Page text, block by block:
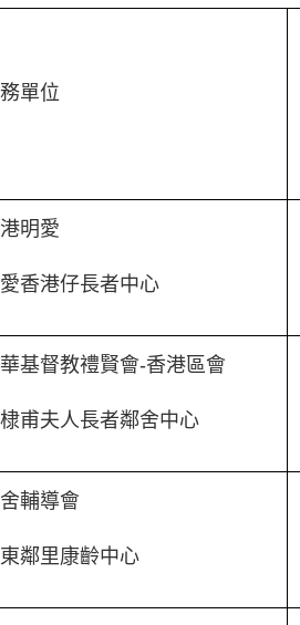
單位
明愛
香港仔長者中心
基督教禮賢會-香港區會
甫夫人長者鄰舍中心
輔導會
鄰里康齡中心